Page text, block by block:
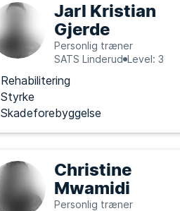
Jarl Kristian
Gjerde
Personlig træner
SATS Linderud Level: 3
Rehabilitering
Styrke
Skadeforebyggelse
Christine
Mwamidi
Personlig træner